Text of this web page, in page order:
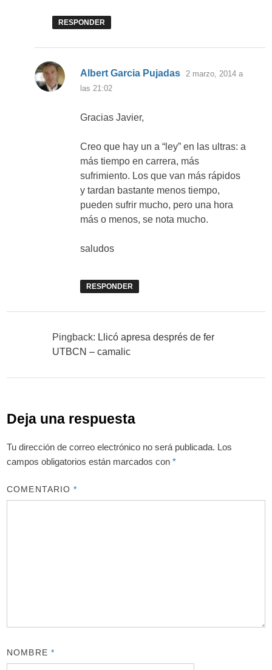
RESPONDER
Albert Garcia Pujadas dice:
2 marzo, 2014 a
las 21:02
Gracias Javier,
Creo que hay un a “ley” en las ultras: a
más tiempo en carrera, más
sufrimiento. Los que van más rápidos
y tardan bastante menos tiempo,
pueden sufrir mucho, pero una hora
más o menos, se nota mucho.
saludos
RESPONDER
Pingback: Llicó apresa després de fer
UTBCN – camalic
Deja una respuesta
Tu dirección de correo electrónico no será publicada. Los
campos obligatorios están marcados con*
COMENTARIO*
NOMBRE *